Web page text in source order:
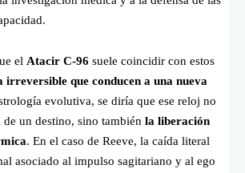
el Atacir C-96 suele coincidir con estos
irreversible que conducen a una nueva
evolutiva, se diría que ese reloj no
un destino, sino también la liberación
. En el caso de Reeve, la caída literal
asociado al impulso sagitariano y al ego